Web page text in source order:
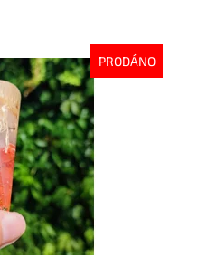
PRODÁNO